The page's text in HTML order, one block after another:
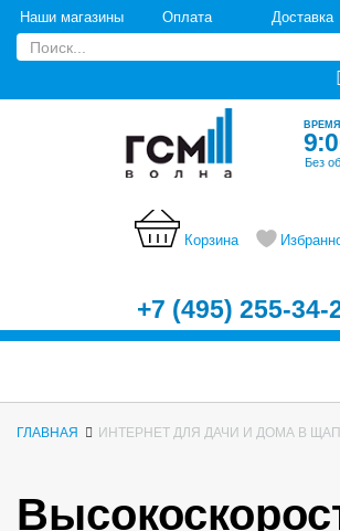
Наши магазины Оплата Доставка
Без
Корзина
+7 (495) 255-34-
ГЛАВНАЯ ИНТЕРНЕТ ДЛЯ ДАЧИ И ДОМА В